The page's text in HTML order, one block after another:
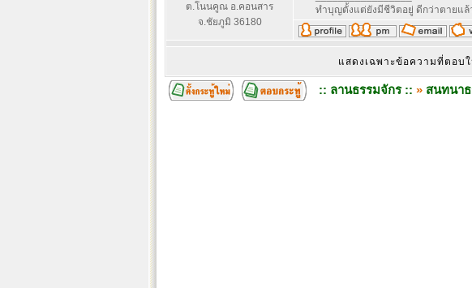
ต.โนนคูณ อ.คอนสาร
จ.ชัยภูมิ 36180
ทำบุญตั้งแต่ยังมีชีวิตอยู่ ดีกว่าตายแล้
แสดงเฉพาะข้อความที่ตอบใ
:: ลานธรรมจักร :: » สนทนา